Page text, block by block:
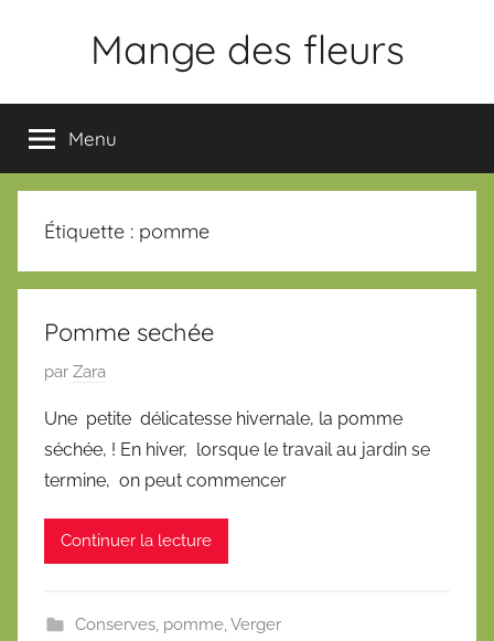
Mange des fleurs
Menu
Étiquette : pomme
Pomme sechée
P
b
l
i
é
d
par Zara
Une petite délicatesse hivernale, la pomme
séchée, ! En hiver, lorsque le travail au jardin se
termine, on peut commencer
Continuer la lecture
Conserves, pomme, Verger